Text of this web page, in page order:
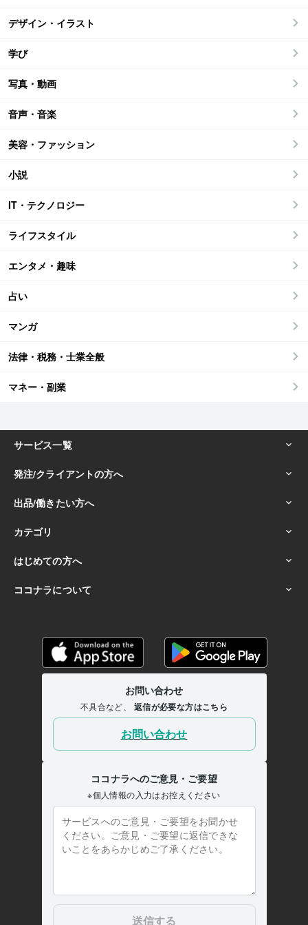
デザイン・イラスト
学び
写真・動画
音声・音楽
美容・ファッション
小説
IT・テクノロジー
ライフスタイル
エンタメ・趣味
占い
マンガ
法律・税務・士業全般
マネー・副業